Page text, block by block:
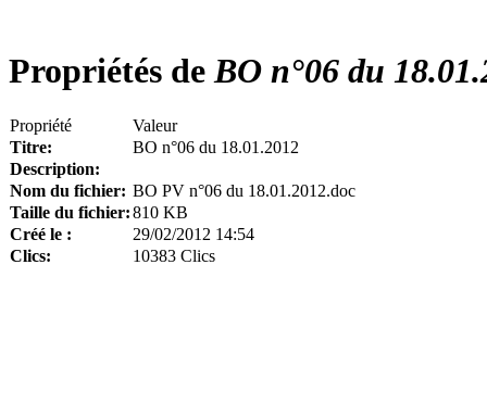
Propriétés deBO n°06 du
Propriété
Valeur
Titre:
BO n°06 du 18.01.2012
Description:
Nom du fichier: BO PV n°06 du 18.01.2012.doc
Taille du fichier:810 KB
Créé le :
29/02/2012 14:54
Clics:
10383 Clics